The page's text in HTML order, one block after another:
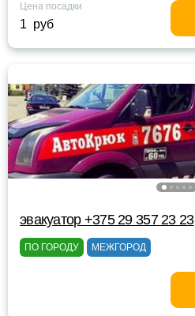
Цена посадки
1 руб
эвакуатор +375 29 357 23 23
ПО ГОРОДУ МЕЖГОРОД